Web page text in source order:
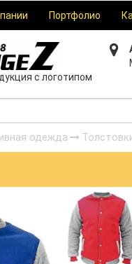
Портфолио
с логотипом
одежда